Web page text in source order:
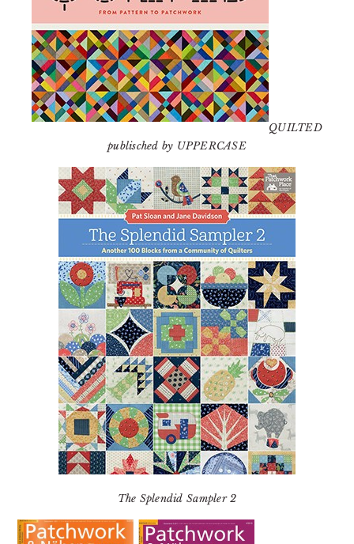
QUILTED
publisched by UPPERCASE
The Splendid Sampler 2